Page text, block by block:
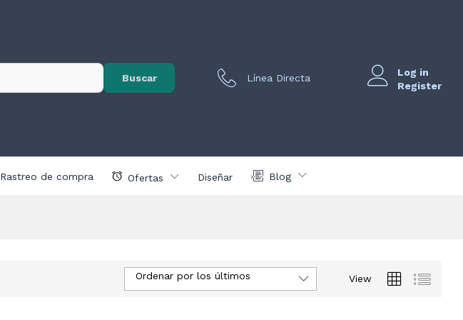
Buscar Línea Directa
Log in
Register
Rastreo de compra Ofertas Diseñar Blog
View
Ordenar por los últimos